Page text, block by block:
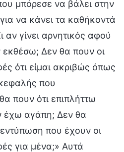
μπόρεσε να βάλει στην
να κάνει τα καθήκοντά
αν γίνει αρνητικός αφού
Δεν θα πουν οι
ότι είμαι ακριβώς όπως
που
πουν ότι επιπλήττω
έχω αγάπη; Δεν θα
που έχουν οι
για μένα;» Αυτά